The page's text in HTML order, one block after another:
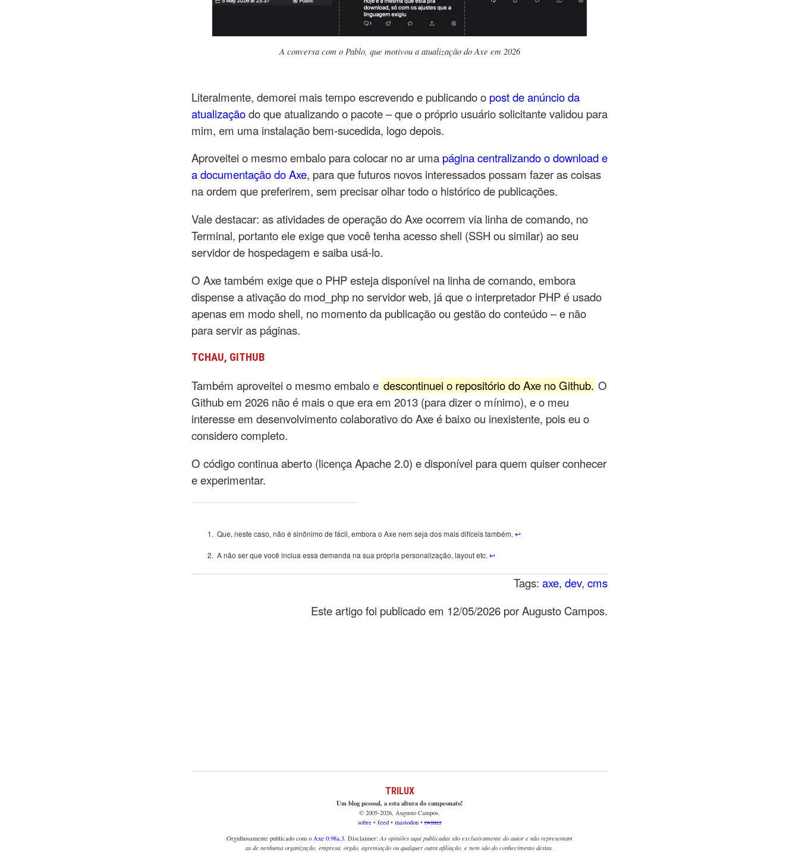
A conversa com o Pablo, que motivou a atualização do Axe em 2026
Literalmente, demorei mais tempo escrevendo e publicando o post de anúncio da
atualizaçãodo que atualizando o pacote – que o próprio usuário solicitante validou para
mim, em uma instalação bem-sucedida, logo depois.
Aproveitei o mesmo embalo para colocar no ar uma página centralizando o download e
a documentação do Axe, para que futuros novos interessados possam fazer as coisas
na ordem que preferirem, sem precisar olhar todo o histórico de publicações.
Vale destacar: as atividades de operação do Axe ocorrem via linha de comando, no
Terminal, portanto ele exige que você tenha acesso shell (SSH ou similar) ao seu
servidor de hospedagem e saiba usá-lo.
O Axe também exige que o PHP esteja disponível na linha de comando, embora
dispense a ativação do mod_php no servidor web, já que o interpretador PHP é usado
apenas em modo shell, no momento da publicação ou gestão do conteúdo – e não
para servir as páginas.
TCHAU, GITHUB
Também aproveitei o mesmo embalo e descontinuei o repositório do Axe no Github. O
Github em 2026 não é mais o que era em 2013 (para dizer o mínimo), e o meu
interesse em desenvolvimento colaborativo do Axe é baixo ou inexistente, pois eu o
considero completo.
O código continua aberto (licença Apache 2.0) e disponível para quem quiser conhecer
e experimentar.
Que, neste caso, não é sinônimo de fácil, embora o Axe nem seja dos mais difíceis também. ↩
A não ser que você inclua essa demanda na sua própria personalização, layout etc. ↩
Tags: axe, dev, cms
Este artigo foi publicado em 12/05/2026 por Augusto Campos.
TRILUX
Um blog pessoal, a esta altura do campeonato!
© 2005-2026, Augusto Campos.
sobre
feed mastodon
twitter
Orgulhosamente publicado com o Axe 0.98a.3 . Disclaimer: As opiniões aqui publicadas são exclusivamente do autor e não representam
as de nenhuma organização, empresa, órgão, agremiação ou qualquer outra afiliação, e nem são do conhecimento destas.